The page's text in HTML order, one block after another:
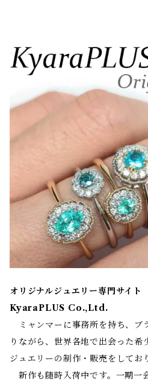
オリジナルジュエリー専門サイト
KyaraPLUS Co.,Ltd.
ミャンマーに事務所を持ち、ブ
りながら、世界各地で出会った
ジュエリーの制作・販売をしてお
新作も随時入荷中です。一期一